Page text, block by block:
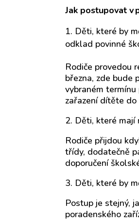
Jak postupovat v
Děti, které by
odklad povinné
Rodiče provedou
března, zde bude
vybraném
zařazení dítěte
2. Děti, které mají
Rodiče přijdou
třídy, dodatečně
doporučení
3. Děti, které by
Postup je stejný,
poradenského